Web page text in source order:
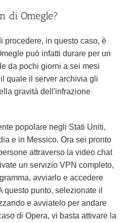
di Omegle?
procedere, in questo caso, è
può infatti durare per un
da pochi giorni a sei mesi
quale il server archivia gli
gravità dell'infrazione
popolare negli Stati Uniti,
e in Messico. Ora sei pronto
attraverso la video chat
un servizio VPN completo,
avviarlo e accedere
questo punto, selezionate il
e avviatelo per andare
di Opera, vi basta attivare la